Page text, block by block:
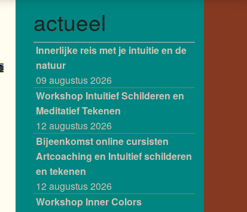
actueel
Innerlijke reis met je intuitie en de
natuur
09 augustus 2026
Workshop Intuitief Schilderen en
Meditatief Tekenen
12 augustus 2026
Bijeenkomst online cursisten
Artcoaching en Intuitief schilderen
en tekenen
12 augustus 2026
Workshop Inner Colors